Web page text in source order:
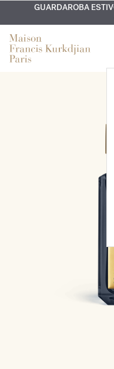
ESCLUSIVO | Scopri la
INCISIONE
GUARDAROBA